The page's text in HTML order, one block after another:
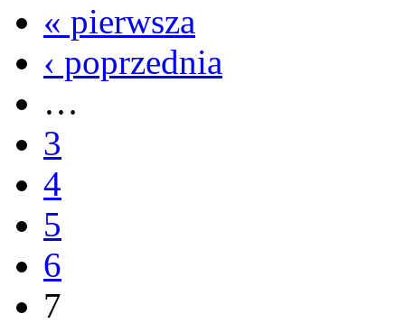
« pierwsza
‹ poprzednia
…
3
4
5
6
7